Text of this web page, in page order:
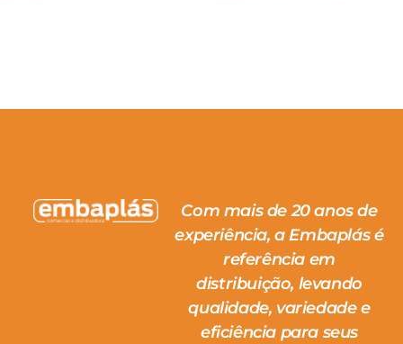
Com mais de 20 anos de
experiência, a Embaplás é
referência em
distribuição, levando
qualidade, variedade e
eficiência para seus